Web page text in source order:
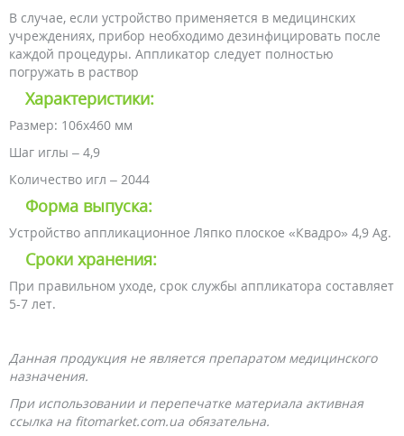
В случае, если устройство применяется в медицинских
учреждениях, прибор необходимо дезинфицировать после
каждой процедуры. Аппликатор следует полностью
погружать в раствор
Характеристики:
Размер: 106х460 мм
Шаг иглы – 4,9
Количество игл – 2044
Форма выпуска:
Устройство аппликационное Ляпко плоское «Квадро» 4,9 Ag.
Сроки хранения:
При правильном уходе, срок службы аппликатора составляет
5-7 лет.
Данная продукция не является препаратом медицинского
назначения.
При использовании и перепечатке материала активная
ссылка на fitomarket.com.ua обязательна.